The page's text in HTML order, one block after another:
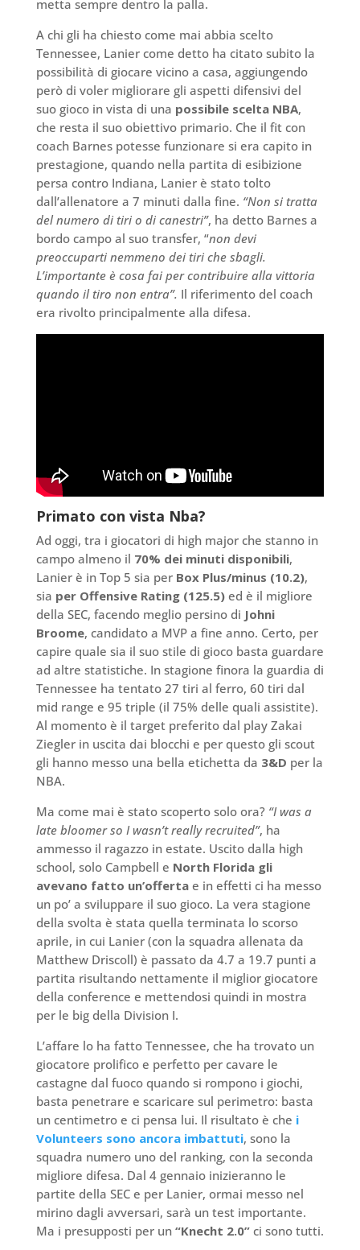
metta sempre dentro la palla.
A chi gli ha chiesto come mai abbia scelto
Tennessee, Lanier come detto ha citato subito la
possibilità di giocare vicino a casa, aggiungendo
però di voler migliorare gli aspetti difensivi del
suo gioco in vista di una possibile scelta NBA,
che resta il suo obiettivo primario. Che il fit con
coach Barnes potesse funzionare si era capito in
prestagione, quando nella partita di esibizione
persa contro Indiana, Lanier è stato tolto
dall’allenatore a 7 minuti dalla fine. “Non si tratta
del numero di tiri o di canestri”, ha detto Barnes a
bordo campo al suo transfer, “non devi
preoccuparti nemmeno dei tiri che sbagli.
L’importante è cosa fai per contribuire alla vittoria
quando il tiro non entra”. Il riferimento del coach
era rivolto principalmente alla difesa.
Primato con vista Nba?
Ad oggi, tra i giocatori di high major che stanno in
campo almeno il 70% dei minuti disponibili,
Lanier è in Top 5 sia per Box Plus/minus (10.2),
sia per Offensive Rating (125.5)ed è il migliore
della SEC, facendo meglio persino di Johni
Broome, candidato a MVP a fine anno. Certo, per
capire quale sia il suo stile di gioco basta guardare
ad altre statistiche. In stagione finora la guardia di
Tennessee ha tentato 27 tiri al ferro, 60 tiri dal
mid range e 95 triple (il 75% delle quali assistite).
Al momento è il target preferito dal play Zakai
Ziegler in uscita dai blocchi e per questo gli scout
gli hanno messo una bella etichetta da 3&D per la
NBA.
Ma come mai è stato scoperto solo ora? “I was a
late bloomer so I wasn’t really recruited”, ha
ammesso il ragazzo in estate. Uscito dalla high
school, solo Campbell e North Florida gli
avevano fatto un’offertae in effetti ci ha messo
un po’ a sviluppare il suo gioco. La vera stagione
della svolta è stata quella terminata lo scorso
aprile, in cui Lanier (con la squadra allenata da
Matthew Driscoll) è passato da 4.7 a 19.7 punti a
partita risultando nettamente il miglior giocatore
della conference e mettendosi quindi in mostra
per le big della Division I.
L’affare lo ha fatto Tennessee, che ha trovato un
giocatore prolifico e perfetto per cavare le
castagne dal fuoco quando si rompono i giochi,
basta penetrare e scaricare sul perimetro: basta
un centimetro e ci pensa lui. Il risultato è che i
Volunteers sono ancora imbattuti, sono la
squadra numero uno del ranking, con la seconda
migliore difesa. Dal 4 gennaio inizieranno le
partite della SEC e per Lanier, ormai messo nel
mirino dagli avversari, sarà un test importante.
Ma i presupposti per un “Knecht 2.0”ci sono tutti.